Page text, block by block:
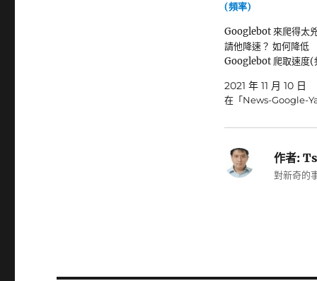
(頻率)
Googlebot 來爬得太
請他降速？ 如何降低
Googlebot 爬取速度
2021 年 11 月 10 日
在「News-Google-
作者:
對新奇的